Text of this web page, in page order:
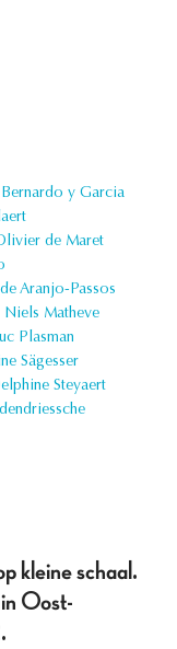
Bernardo y Garcia
de Maret
Aranjo-Passos
Niels Matheve
Plasman
Sägesser
Steyaert
kleine schaal.
Oost-